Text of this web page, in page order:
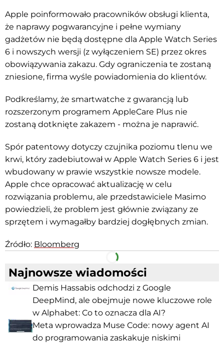
Apple poinformowało pracowników obsługi klienta,
że naprawy pogwarancyjne i pełne wymiany
gadżetów nie będą dostępne dla Apple Watch Series
6 i nowszych wersji (z wyłączeniem SE) przez okres
obowiązywania zakazu. Gdy ograniczenia te zostaną
zniesione, firma wyśle powiadomienia do klientów.
Podkreślamy, że smartwatche z gwarancją lub
rozszerzonym programem AppleCare Plus nie
zostaną dotknięte zakazem - można je naprawić.
Spór patentowy dotyczy czujnika poziomu tlenu we
krwi, który zadebiutował w Apple Watch Series 6 i jest
wbudowany w prawie wszystkie nowsze modele.
Apple chce opracować aktualizację w celu
rozwiązania problemu, ale przedstawiciele Masimo
powiedzieli, że problem jest głównie związany ze
sprzętem i wymagałby bardziej dogłębnych zmian.
Źródło: Bloomberg
Facebook Telegram
Najnowsze wiadomości
Demis Hassabis odchodzi z Google
DeepMind, ale obejmuje nowe kluczowe role
w Alphabet: Co to oznacza dla AI?
Meta wprowadza Muse Code: nowy agent AI
do programowania zaskakuje niskimi